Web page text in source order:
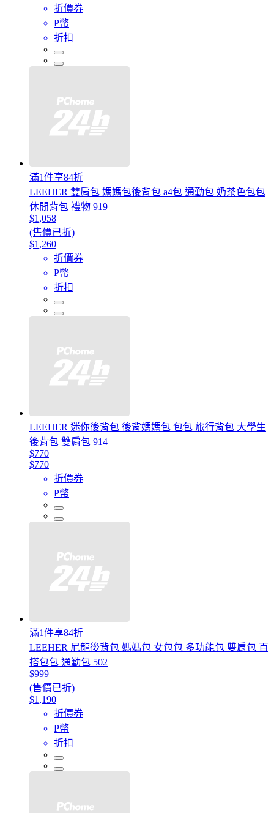
折價券
P幣
折扣
滿1件享84折
LEEHER 雙肩包 媽媽包後背包 a4包 通勤包 奶茶色包包
休閒背包 禮物 919
$1,058
(售價已折)
$1,260
折價券
P幣
折扣
LEEHER 迷你後背包 後背媽媽包 包包 旅行背包 大學生
後背包 雙肩包 914
$770
$770
折價券
P幣
滿1件享84折
LEEHER 尼龍後背包 媽媽包 女包包 多功能包 雙肩包 百
搭包包 通勤包 502
$999
(售價已折)
$1,190
折價券
P幣
折扣